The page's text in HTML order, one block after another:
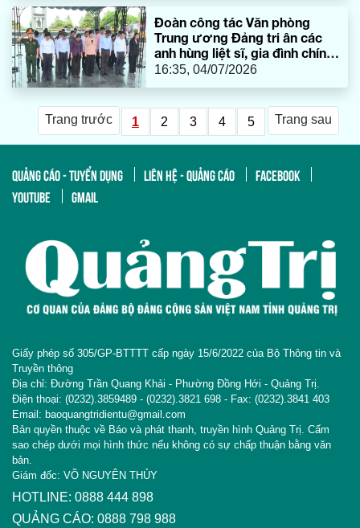
Đoàn công tác Văn phòng
Trung ương Đảng tri ân các
anh hùng liệt sĩ, gia đình chính
sách tại tỉnh Quảng Trị
16:35, 04/07/2026
Trang trước 1 2 3 4 5 Trang sau
QUẢNG CÁO - TUYỂN DỤNG LIÊN HỆ - QUẢNG CÁO
FACEBOOK
YOUTUBE
GMAIL
Giấy phép số 305/GP-BTTTT cấp ngày 15/6/2022 của Bộ Thông tin và
Truyền thông
Địa chỉ: Đường Trần Quang Khải - Phường Đồng Hới - Quảng Trị.
Điện thoại: (0232).3859489 - (0232).3821 698 - Fax: (0232).3841 403
Email: baoquangtridientu@gmail.com
Bản quyền thuộc về Báo và phát thanh, truyền hình Quảng Trị. Cấm
sao chép dưới mọi hình thức nếu không có sự chấp thuận bằng văn
bản.
Giám đốc: VÕ NGUYÊN THỦY
HOTLINE: 0888 444 898
QUẢNG CÁO: 0888 798 988